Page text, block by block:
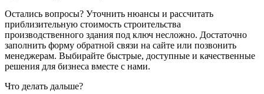
Остались вопросы? Уточнить нюансы и рассчитать
приблизительную стоимость строительства
производственного здания под ключ несложно. Достаточно
заполнить форму обратной связи на сайте или позвонить
менеджерам. Выбирайте быстрые, доступные и качественные
решения для бизнеса вместе с нами.
Что делать дальше?